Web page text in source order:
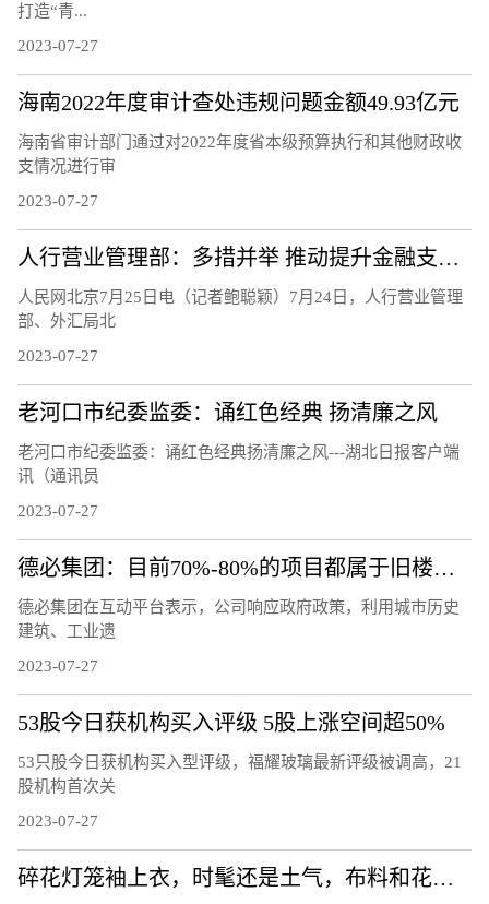
打造“青...
2023-07-27
海南2022年度审计查处违规问题金额49.93亿元
海南省审计部门通过对2022年度省本级预算执行和其他财政收
支情况进行审
2023-07-27
人行营业管理部：多措并举 推动提升金融支持科技创新水平
人民网北京7月25日电（记者鲍聪颖）7月24日，人行营业管理
部、外汇局北
2023-07-27
老河口市纪委监委：诵红色经典 扬清廉之风
老河口市纪委监委：诵红色经典扬清廉之风---湖北日报客户端
讯（通讯员
2023-07-27
德必集团：目前70%-80%的项目都属于旧楼改造
德必集团在互动平台表示，公司响应政府政策，利用城市历史
建筑、工业遗
2023-07-27
53股今日获机构买入评级 5股上涨空间超50%
53只股今日获机构买入型评级，福耀玻璃最新评级被调高，21
股机构首次关
2023-07-27
碎花灯笼袖上衣，时髦还是土气，布料和花色很重要